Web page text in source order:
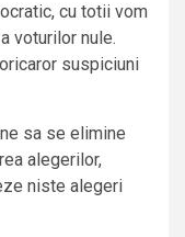
cu totii vom
voturilor nule.
suspiciuni
sa se elimine
alegerilor,
niste alegeri